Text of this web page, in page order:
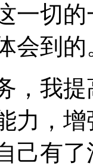
切的
会到的
，我
力，
己有